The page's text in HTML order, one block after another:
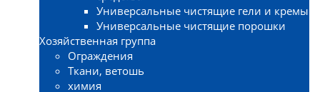
Универсальные чистящие гели и кремы
Универсальные чистящие порошки
Хозяйственная группа
Ограждения
Ткани, ветошь
химия